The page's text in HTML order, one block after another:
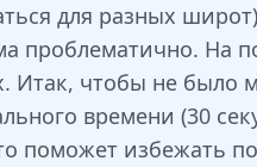
для разных
проблематично. На
Итак, чтобы не было
времени (30
поможет избежать